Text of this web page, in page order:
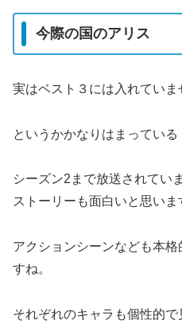
今際の国のアリス
実はベスト３には入れていま
というかかなりはまっている
シーズン2まで放送されてい
ストーリーも面白いと思いま
アクションシーンなども本
すね。
それぞれのキャラも個性的